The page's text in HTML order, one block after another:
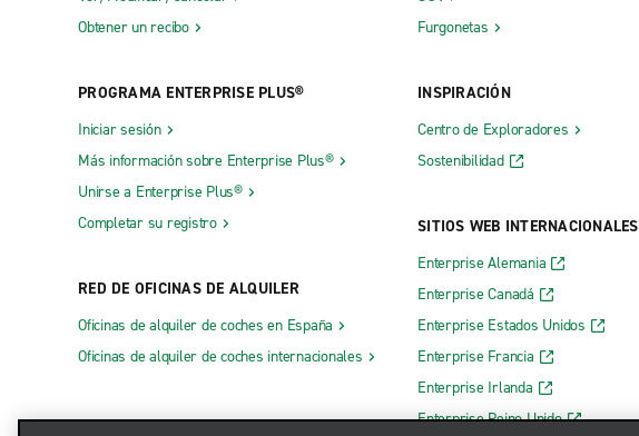
Obtener un recibo
PROGRAMA ENTERPRISE PLUS®
Iniciar sesión
Más información sobre Enterprise Plus®
Unirse a Enterprise Plus®
Completar su registro
RED DE OFICINAS DE ALQUILER
Oficinas de alquiler de coches en España
Oficinas de alquiler de coches internacionales
Furgonetas
INSPIRACIÓN
Centro de Exploradores
Sostenibilidad
SITIOS WEB INTERNACIONALES
Enterprise Alemania
Enterprise Canadá
Enterprise Estados Unidos
Enterprise Francia
Enterprise Irlanda
Enterprise Reino Unido